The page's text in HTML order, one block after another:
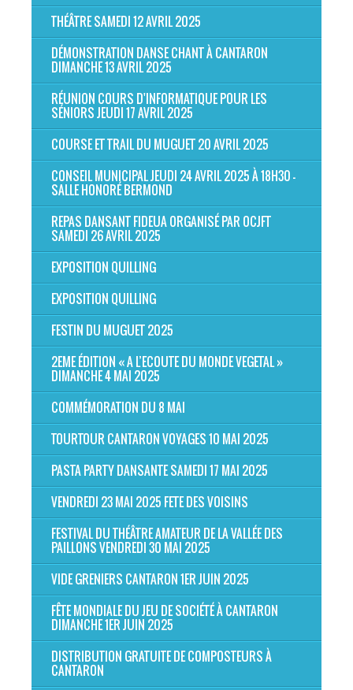
THÉÂTRE SAMEDI 12 AVRIL 2025
DÉMONSTRATION DANSE CHANT À CANTARON
DIMANCHE 13 AVRIL 2025
RÉUNION COURS D'INFORMATIQUE POUR LES
SÉNIORS JEUDI 17 AVRIL 2025
COURSE ET TRAIL DU MUGUET 20 AVRIL 2025
CONSEIL MUNICIPAL JEUDI 24 AVRIL 2025 À 18H30 -
SALLE HONORÉ BERMOND
REPAS DANSANT FIDEUA ORGANISÉ PAR OCJFT
SAMEDI 26 AVRIL 2025
EXPOSITION QUILLING
EXPOSITION QUILLING
FESTIN DU MUGUET 2025
2EME ÉDITION « A L’ECOUTE DU MONDE VEGETAL »
DIMANCHE 4 MAI 2025
COMMÉMORATION DU 8 MAI
TOURTOUR CANTARON VOYAGES 10 MAI 2025
PASTA PARTY DANSANTE SAMEDI 17 MAI 2025
VENDREDI 23 MAI 2025 FETE DES VOISINS
FESTIVAL DU THÉÂTRE AMATEUR DE LA VALLÉE DES
PAILLONS VENDREDI 30 MAI 2025
VIDE GRENIERS CANTARON 1ER JUIN 2025
FÊTE MONDIALE DU JEU DE SOCIÉTÉ À CANTARON
DIMANCHE 1ER JUIN 2025
DISTRIBUTION GRATUITE DE COMPOSTEURS À
CANTARON